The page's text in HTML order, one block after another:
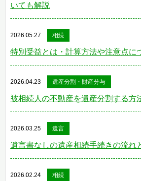
いても解説
2026.05.27 相続
特別受益とは・計算方法や注意点に
2026.04.23 遺産分割・財産分与
被相続人の不動産を遺産分割する方
2026.03.25 遺言
遺言書なしの遺産相続手続きの流れ
2026.02.24 相続